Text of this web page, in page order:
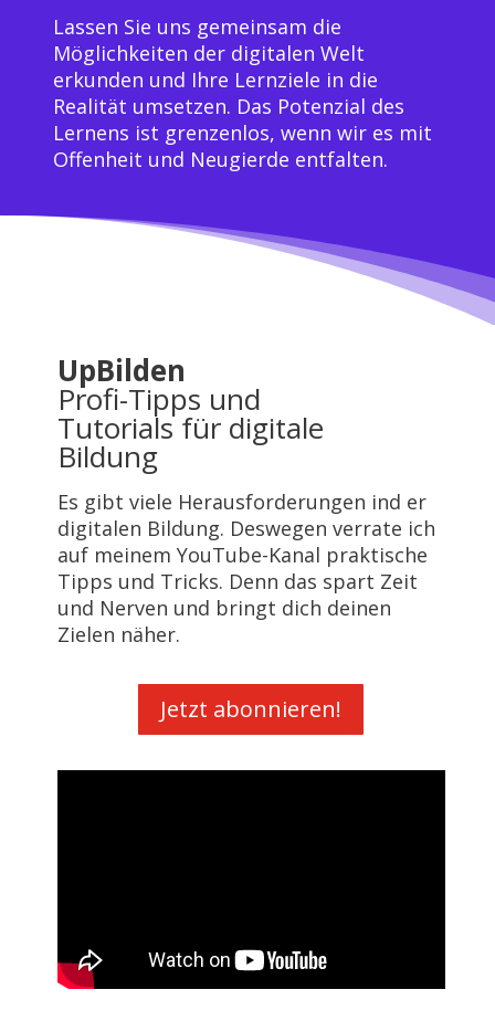
Lassen Sie uns gemeinsam die
Möglichkeiten der digitalen Welt
erkunden und Ihre Lernziele in die
Realität umsetzen. Das Potenzial des
Lernens ist grenzenlos, wenn wir es mit
Offenheit und Neugierde entfalten.
UpBilden
Profi-Tipps und
Tutorials für digitale
Bildung
Es gibt viele Herausforderungen ind er
digitalen Bildung. Deswegen verrate ich
auf meinem YouTube-Kanal praktische
Tipps und Tricks. Denn das spart Zeit
und Nerven und bringt dich deinen
Zielen näher.
Jetzt abonnieren!